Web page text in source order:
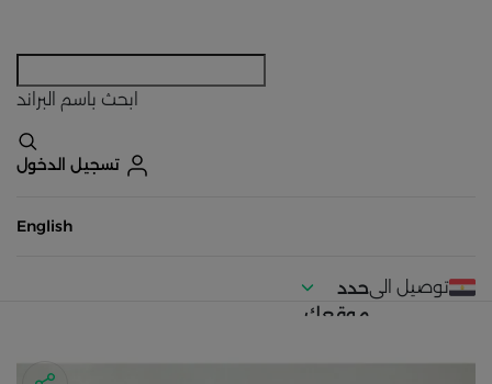
ابحث باسم البراند
تسجيل الدخول
English
توصيل الىحدد
موقعك